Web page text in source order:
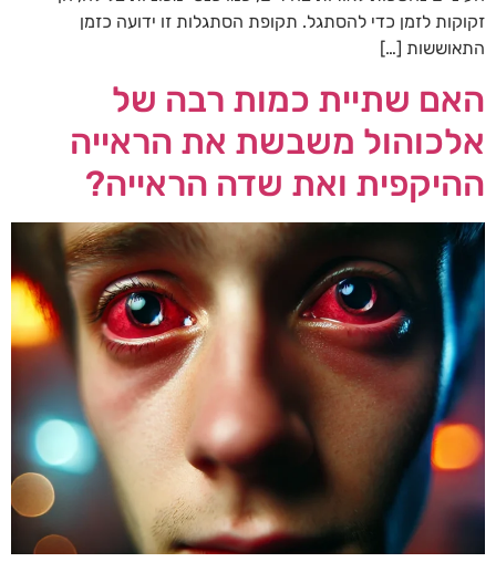
זקוקות לזמן כדי להסתגל. תקופת הסתגלות זו ידועה כזמן
התאוששות […]
האם שתיית כמות רבה של
אלכוהול משבשת את הראייה
ההיקפית ואת שדה הראייה?